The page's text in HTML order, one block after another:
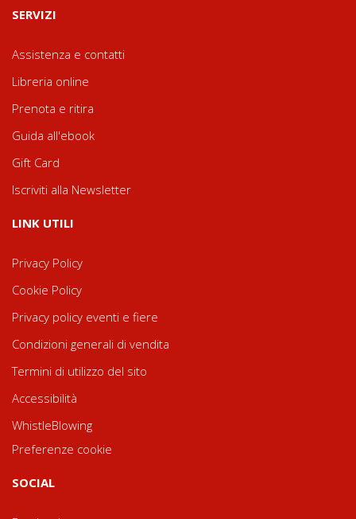
SERVIZI
Assistenza e contatti
Libreria online
Prenota e ritira
Guida all'ebook
Gift Card
Iscriviti alla Newsletter
LINK UTILI
Privacy Policy
Cookie Policy
Privacy policy eventi e fiere
Condizioni generali di vendita
Termini di utilizzo del sito
Accessibilità
WhistleBlowing
Preferenze cookie
SOCIAL